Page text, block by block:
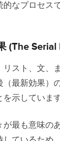
的なプロセス
(The
スト、文、
（最新効果）
示しています
が最も意味の